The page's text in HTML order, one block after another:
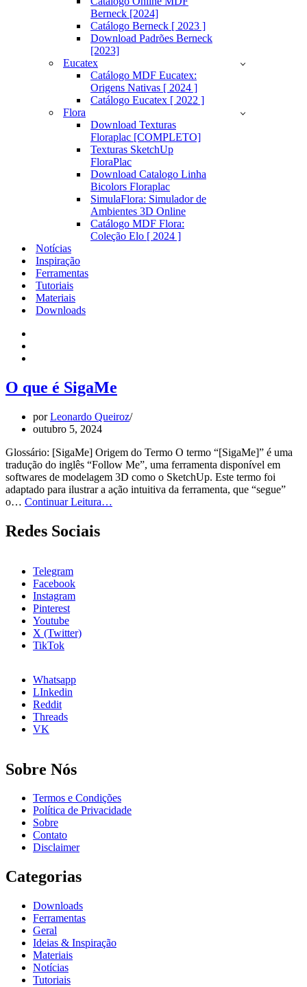
Berneck [2024]
Catálogo Berneck [ 2023 ]
Download Padrões Berneck
[2023]
Eucatex
Catálogo MDF Eucatex:
Origens Nativas [ 2024 ]
Catálogo Eucatex [ 2022 ]
Flora
Download Texturas
Floraplac [COMPLETO]
Texturas SketchUp
FloraPlac
Download Catalogo Linha
Bicolors Floraplac
SimulaFlora: Simulador de
Ambientes 3D Online
Catálogo MDF Flora:
Coleção Elo [ 2024 ]
Notícias
Inspiração
Ferramentas
Tutoriais
Materiais
Downloads
O que é SigaMe
porLeonardo Queiroz
outubro 5, 2024
Glossário: [SigaMe] Origem do Termo O termo “[SigaMe]” é uma
tradução do inglês “Follow Me”, uma ferramenta disponível em
softwares de modelagem 3D como o SketchUp. Este termo foi
adaptado para ilustrar a ação intuitiva da ferramenta, que “segue”
o… Continuar Leitura…
Redes Sociais
Telegram
Facebook
Instagram
Pinterest
Youtube
X (Twitter)
TikTok
Whatsapp
LInkedin
Reddit
Threads
VK
Sobre Nós
Termos e Condições
Política de Privacidade
Sobre
Contato
Disclaimer
Categorias
Downloads
Ferramentas
Geral
Ideias & Inspiração
Materiais
Notícias
Tutoriais